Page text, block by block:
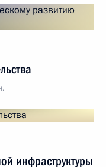
инфраструктуры